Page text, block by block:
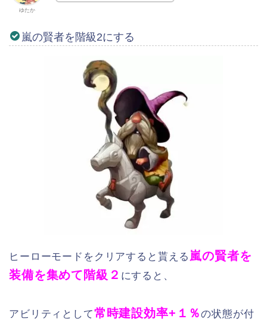
ゆたか
嵐の賢者を階級2にする
ヒーローモードをクリアすると貰える 嵐の賢者を
装備を集めて階級２ にすると、
アビリティとして常時建設効率+１％の状態が付